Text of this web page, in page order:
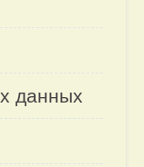
данных